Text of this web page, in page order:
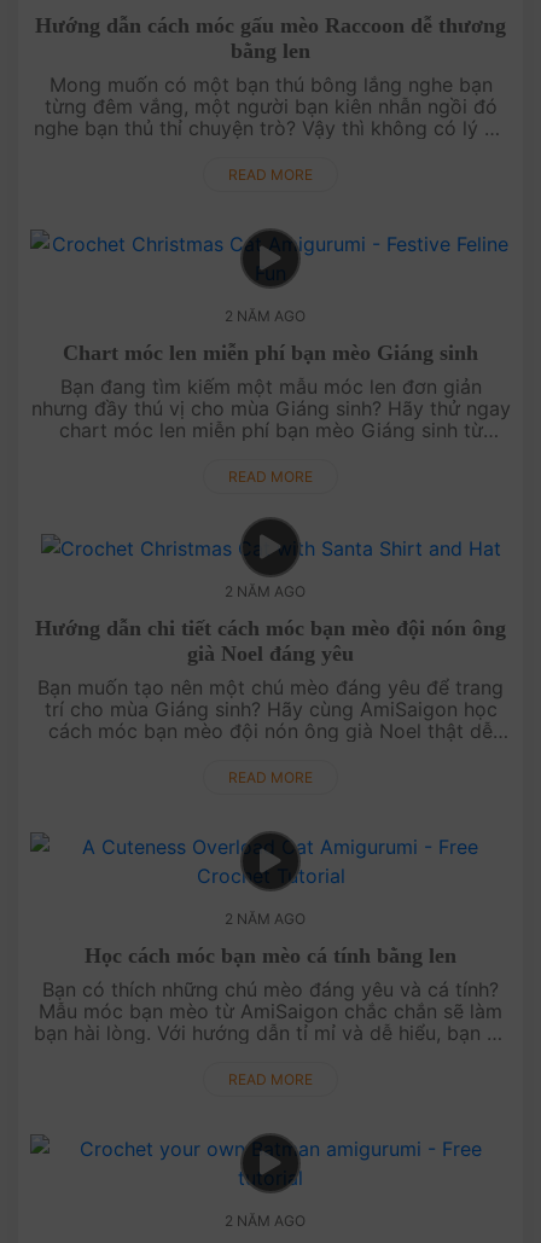
Hướng dẫn cách móc gấu mèo Raccoon dễ thương
bằng len
Mong muốn có một bạn thú bông lắng nghe bạn
từng đêm vắng, một người bạn kiên nhẫn ngồi đó
nghe bạn thủ thỉ chuyện trò? Vậy thì không có lý do
thương từ nhà AmiSaigon cả.....
READ MORE
2 NĂM AGO
Chart móc len miễn phí bạn mèo Giáng sinh
Bạn đang tìm kiếm một mẫu móc len đơn giản
nhưng đầy thú vị cho mùa Giáng sinh? Hãy thử ngay
chart móc len miễn phí bạn mèo Giáng sinh từ
chóng hoàn thành sản phẩm để man....
READ MORE
2 NĂM AGO
Hướng dẫn chi tiết cách móc bạn mèo đội nón ông
già Noel đáng yêu
Bạn muốn tạo nên một chú mèo đáng yêu để trang
trí cho mùa Giáng sinh? Hãy cùng AmiSaigon học
cách móc bạn mèo đội nón ông già Noel thật dễ
thành sản phẩm để mang lạ....
READ MORE
2 NĂM AGO
Học cách móc bạn mèo cá tính bằng len
Bạn có thích những chú mèo đáng yêu và cá tính?
Mẫu móc bạn mèo từ AmiSaigon chắc chắn sẽ làm
bạn hài lòng. Với hướng dẫn tỉ mỉ và dễ hiểu, bạn sẽ
sưu tập của mình. Hãy c....
READ MORE
2 NĂM AGO